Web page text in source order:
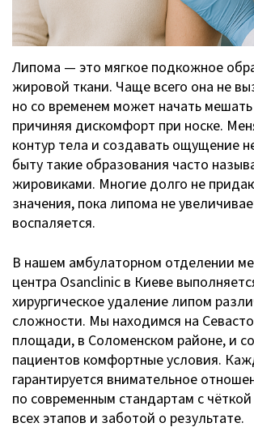
Липома — это мягкое подкожное
жировой ткани. Чаще всего она не
но со временем может начать
причиняя дискомфорт при носке.
контур тела и создавать ощущение
быту такие образования часто
жировиками. Многие долго не
значения, пока липома не
воспаляется.
В нашем амбулаторном отделении
центра Osanclinic в Киеве
хирургическое удаление липом
сложности. Мы находимся на
площади, в Соломенском районе, и
пациентов комфортные условия.
гарантируется внимательное
по современным стандартам с
всех этапов и заботой о результате.